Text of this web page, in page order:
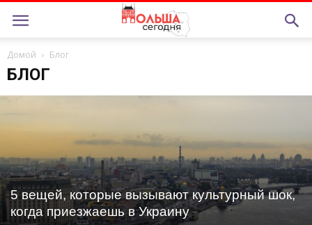
Домой Блог
БЛОГ
5 вещей, которые вызывают культурный шок,
когда приезжаешь в Украину